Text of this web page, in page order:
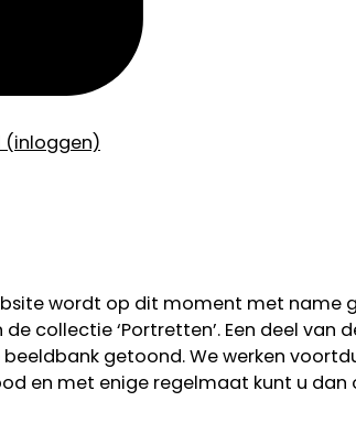
(inloggen)
wordt op dit moment met name
collectie ‘Portretten’. Een deel van
getoond. We werken
en met enige regelmaat kunt u dan